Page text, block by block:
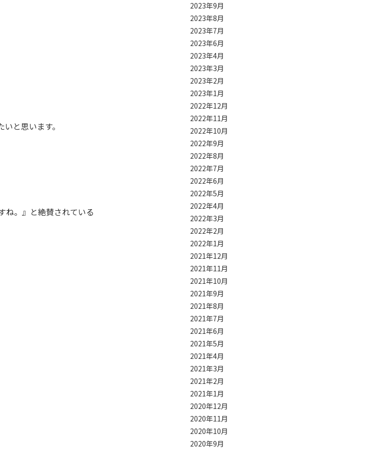
と思います。
ね。』と絶賛されている
2023年9月
2023年8月
2023年7月
2023年6月
2023年4月
2023年3月
2023年2月
2023年1月
2022年12月
2022年11月
2022年10月
2022年9月
2022年8月
2022年7月
2022年6月
2022年5月
2022年4月
2022年3月
2022年2月
2022年1月
2021年12月
2021年11月
2021年10月
2021年9月
2021年8月
2021年7月
2021年6月
2021年5月
2021年4月
2021年3月
2021年2月
2021年1月
2020年12月
2020年11月
2020年10月
2020年9月